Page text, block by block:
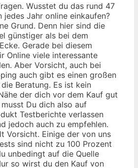
Wusstet du das rund 47
jedes Jahr online einkaufen?
Grund. Denn hier sind die
günstiger als bei dem
Gerade bei diesem
Online viele interessante
Aber Vorsicht, auch bei
auch gibt es einen großen
Beratung. Es ist kein
der dich vor dem Kauf gut
Du dich also auf
Testberichte verlassen
jedoch auch zu empfehlen.
Vorsicht. Einige der von uns
sind nicht zu 100 Prozent
unbedingt auf die Quelle
so wirst du den Kauf von